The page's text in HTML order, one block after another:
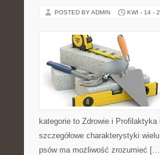
POSTED BY ADMIN KWI - 14 -
kategorie to Zdrowie i
szczegółowe charakterystyki
psów ma możliwość zrozumieć